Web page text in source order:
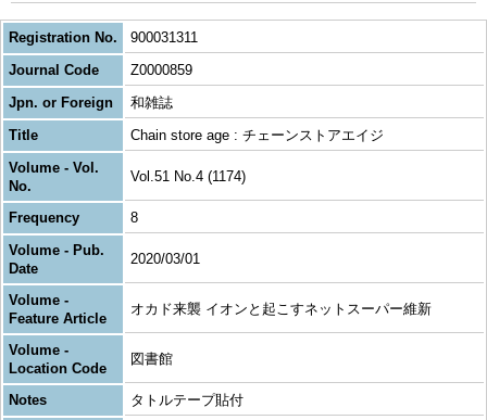
Registration No.
900031311
Journal Code
Z0000859
Jpn. or Foreign
和雑誌
Title
Chain store age : チェーンストアエイジ
Volume - Vol.
No.
Vol.51 No.4 (1174)
Frequency
8
Volume - Pub.
Date
2020/03/01
Volume -
Feature Article
オカド来襲 イオンと起こすネットスーパー維新
Volume -
Location Code
図書館
Notes タトルテープ貼付